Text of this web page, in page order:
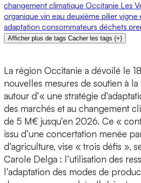
changement climatique Occitanie Les
organique vin eau deuxième pilier vigne
adaptation consommateurs déchets
Afficher plus de tags Cacher les tags (+)
La région Occitanie a dévoilé le
nouvelles mesures de soutien à
autour d’« une stratégie
des marchés et au changement
de 5 M€ jusqu’en 2026. Ce «
issu d’une concertation menée
d’agriculture, vise « trois défis »,
Carole Delga : l’utilisation des
l’adaptation des modes de